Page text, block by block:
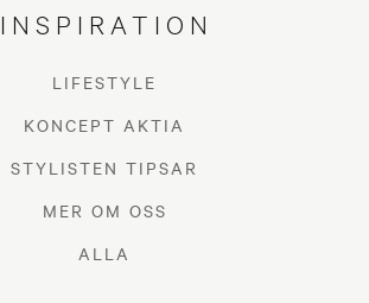
INSPIRATION
LIFESTYLE
KONCEPT AKTIA
STYLISTEN TIPSAR
MER OM OSS
ALLA